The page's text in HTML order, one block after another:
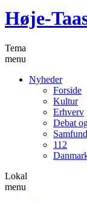
Høje-
Tema
menu
Nyheder
Forside
Kultur
Erhverv
Debat
Samfund
112
Lokal
menu